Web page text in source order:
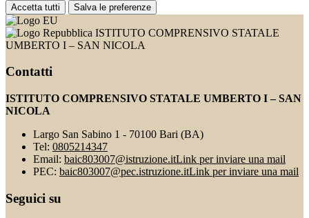
Accetta tutti Salva le preferenze
ISTITUTO COMPRENSIVO STATALE
UMBERTO I – SAN NICOLA
Contatti
ISTITUTO COMPRENSIVO STATALE UMBERTO I – SAN
NICOLA
Largo San Sabino 1 - 70100 Bari (BA)
Tel: 0805214347
Email: baic803007@istruzione.itLink per inviare una mail
PEC: baic803007@pec.istruzione.itLink per inviare una mail
Seguici su